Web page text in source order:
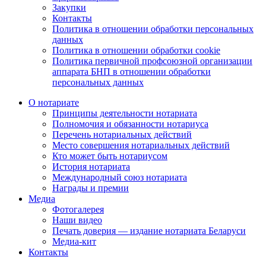
Закупки
Контакты
Политика в отношении обработки персональных
данных
Политика в отношении обработки cookie
Политика первичной профсоюзной организации
аппарата БНП в отношении обработки
персональных данных
О нотариате
Принципы деятельности нотариата
Полномочия и обязанности нотариуса
Перечень нотариальных действий
Место совершения нотариальных действий
Кто может быть нотариусом
История нотариата
Международный союз нотариата
Награды и премии
Медиа
Фотогалерея
Наши видео
Печать доверия — издание нотариата Беларуси
Медиа-кит
Контакты